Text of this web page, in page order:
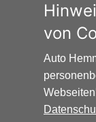
CO₂-
zu
von
Auto